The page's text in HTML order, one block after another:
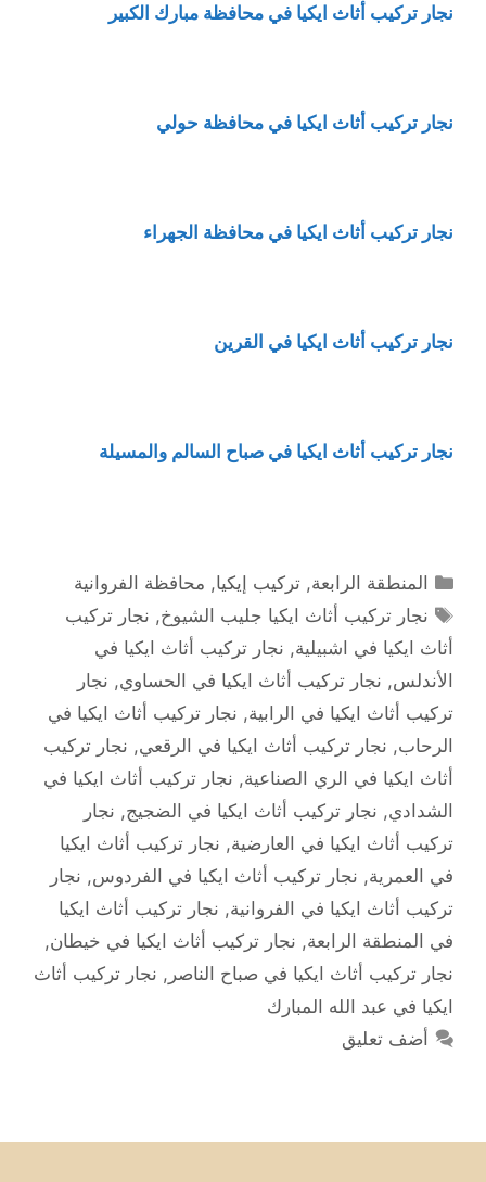
نجار تركيب أثاث ايكيا في محافظة مبارك الكبير
نجار تركيب أثاث ايكيا في محافظة حولي
نجار تركيب أثاث ايكيا في محافظة الجهراء
نجار تركيب أثاث ايكيا في القرين
نجار تركيب أثاث ايكيا في صباح السالم والمسيلة
التصنيفات
المنطقة الرابعة,تركيب إيكيا, محافظة الفروانية
الوسوم
نجار تركيب أثاث ايكيا جليب الشيوخ, نجار تركيب
أثاث ايكيا في اشبيلية, نجار تركيب أثاث ايكيا في
الأندلس, نجار تركيب أثاث ايكيا في الحساوي, نجار
تركيب أثاث ايكيا في الرابية, نجار تركيب أثاث ايكيا في
الرحاب, نجار تركيب أثاث ايكيا في الرقعي, نجار تركيب
أثاث ايكيا في الري الصناعية, نجار تركيب أثاث ايكيا في
الشدادي, نجار تركيب أثاث ايكيا في الضجيج, نجار
تركيب أثاث ايكيا في العارضية, نجار تركيب أثاث ايكيا
في العمرية, نجار تركيب أثاث ايكيا في الفردوس, نجار
تركيب أثاث ايكيا في الفروانية, نجار تركيب أثاث ايكيا
في المنطقة الرابعة, نجار تركيب أثاث ايكيا في خيطان,
نجار تركيب أثاث ايكيا في صباح الناصر , نجار تركيب أثاث
ايكيا في عبد الله المبارك
أضف تعليق